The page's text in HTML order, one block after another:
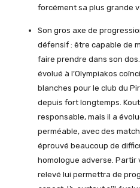
forcément sa plus grande
Son gros axe de
défensif : être capable de
faire prendre dans son
évolué à l’Olympiakos
blanches pour le club du
depuis fort longtemps.
responsable, mais il a
perméable, avec des
éprouvé beaucoup de
homologue adverse. Partir
relevé lui permettra de